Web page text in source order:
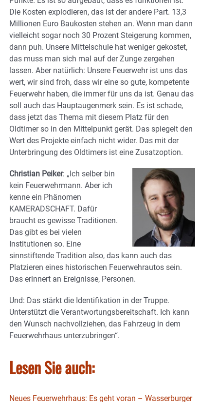
Die Kosten explodieren, das ist der andere Part. 13,3
Millionen Euro Baukosten stehen an. Wenn man dann
vielleicht sogar noch 30 Prozent Steigerung kommen,
dann puh. Unsere Mittelschule hat weniger gekostet,
das muss man sich mal auf der Zunge zergehen
lassen. Aber natürlich: Unsere Feuerwehr ist uns das
wert, wir sind froh, dass wir eine so gute, kompetente
Feuerwehr haben, die immer für uns da ist. Genau das
soll auch das Hauptaugenmerk sein. Es ist schade,
dass jetzt das Thema mit diesem Platz für den
Oldtimer so in den Mittelpunkt gerät. Das spiegelt den
Wert des Projekte einfach nicht wider. Das mit der
Unterbringung des Oldtimers ist eine Zusatzoption.
Christian Peiker: „Ich selber bin
kein Feuerwehrmann. Aber ich
kenne ein Phänomen
KAMERADSCHAFT. Dafür
braucht es gewisse Traditionen.
Das gibt es bei vielen
Institutionen so. Eine
sinnstiftende Tradition also, das kann auch das
Platzieren eines historischen Feuerwehrautos sein.
Das erinnert an Ereignisse, Personen.
Und: Das stärkt die Identifikation in der Truppe.
Unterstützt die Verantwortungsbereitschaft. Ich kann
den Wunsch nachvollziehen, das Fahrzeug in dem
Feuerwehrhaus unterzubringen“.
Lesen Sie auch:
Neues Feuerwehrhaus: Es geht voran – Wasserburger